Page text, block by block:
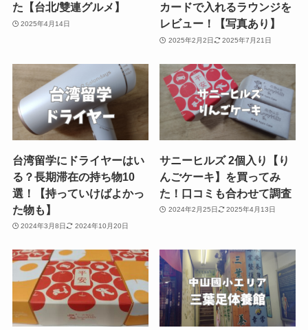
た【台北/雙連グルメ】
2025年4月14日
カードで入れるラウンジを
レビュー！【写真あり】
2025年2月2日 2025年7月21日
台湾留学にドライヤーはい
る？長期滞在の持ち物10
選！【持っていけばよかっ
た物も】
2024年3月8日 2024年10月20日
サニーヒルズ 2個入り【り
んごケーキ】を買ってみ
た！口コミも合わせて調査
2024年2月25日 2025年4月13日